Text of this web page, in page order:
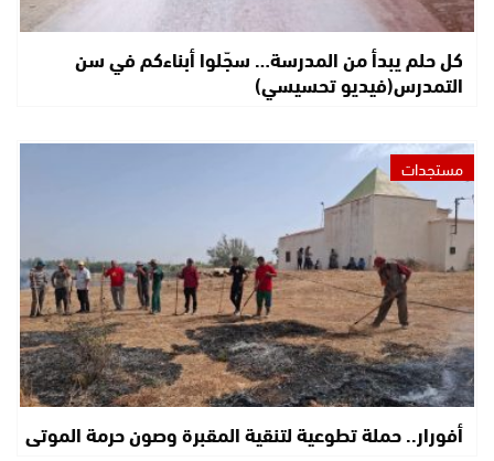
كل حلم يبدأ من المدرسة… سجّلوا أبناءكم في سن
التمدرس(فيديو تحسيسي)
مستجدات
أفورار.. حملة تطوعية لتنقية المقبرة وصون حرمة الموتى